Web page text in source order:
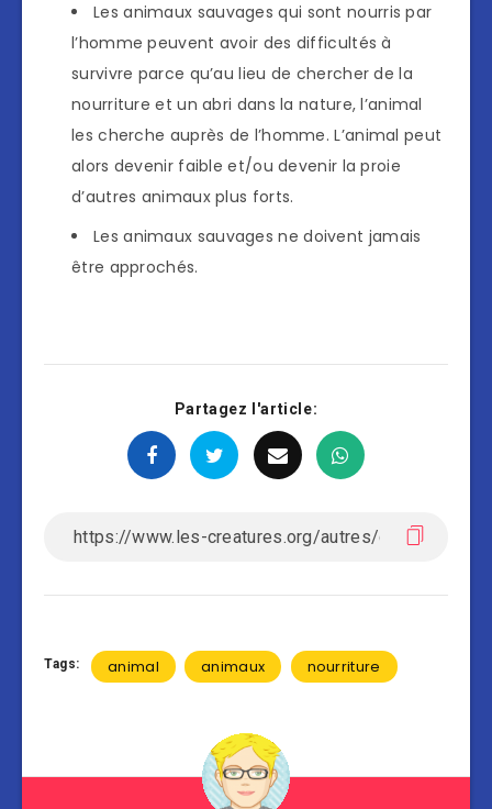
Les animaux sauvages qui sont nourris par
l’homme peuvent avoir des difficultés à
survivre parce qu’au lieu de chercher de la
nourriture et un abri dans la nature, l’animal
les cherche auprès de l’homme. L’animal peut
alors devenir faible et/ou devenir la proie
d’autres animaux plus forts.
Les animaux sauvages ne doivent jamais
être approchés.
Partagez l'article:
Tags: animal animaux nourriture